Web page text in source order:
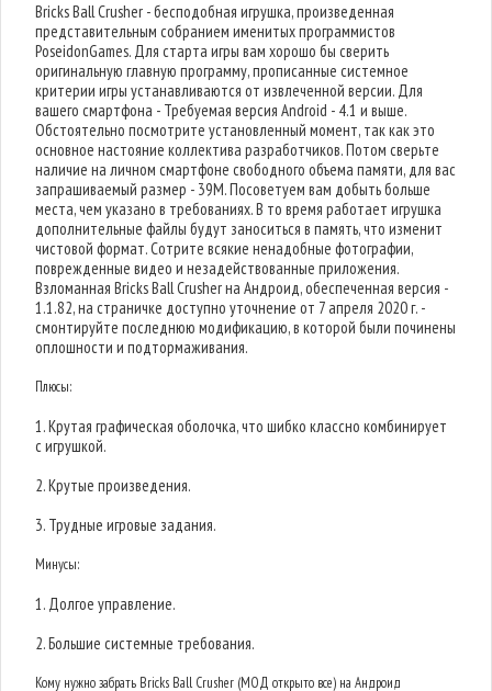
Bricks Ball Crusher - бесподобная игрушка, произведенная
представительным собранием именитых программистов
PoseidonGames. Для старта игры вам хорошо бы сверить
оригинальную главную программу, прописанные системное
критерии игры устанавливаются от извлеченной версии. Для
вашего смартфона - Требуемая версия Android - 4.1 и выше.
Обстоятельно посмотрите установленный момент, так как это
основное настояние коллектива разработчиков. Потом сверьте
наличие на личном смартфоне свободного объема памяти, для вас
запрашиваемый размер - 39M. Посоветуем вам добыть больше
места, чем указано в требованиях. В то время работает игрушка
дополнительные файлы будут заноситься в память, что изменит
чистовой формат. Сотрите всякие ненадобные фотографии,
поврежденные видео и незадействованные приложения.
Взломанная Bricks Ball Crusher на Андроид, обеспеченная версия -
1.1.82, на страничке доступно уточнение от 7 апреля 2020 г. -
смонтируйте последнюю модификацию, в которой были починены
оплошности и подтормаживания.
Плюсы:
1. Крутая графическая оболочка, что шибко классно комбинирует
с игрушкой.
2. Крутые произведения.
3. Трудные игровые задания.
Минусы:
1. Долгое управление.
2. Большие системные требования.
Кому нужно забрать Bricks Ball Crusher (МОД открыто все) на Андроид